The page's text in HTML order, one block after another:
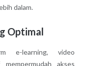
dalam.
Optimal
e-learning, video
akses